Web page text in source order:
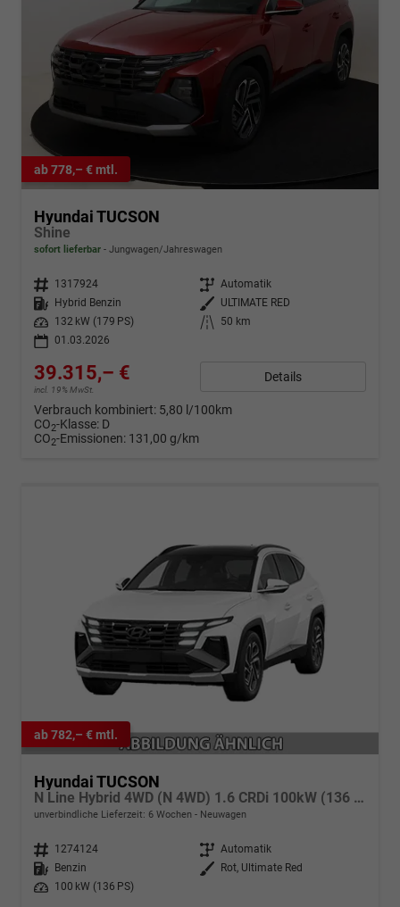
ab 778,– € mtl.
Hyundai TUCSON
Shine
sofort lieferbar Jungwagen/Jahreswagen
Fahrzeugnr. 1317924 Getriebe Automatik
Kraftstoff
Hybrid Benzin Außenfarbe
ULTIMATE RED
Leistung
132 kW (179 PS) Kilometerstand
50 km
01.03.2026
39.315,– €
incl. 19% MwSt.
Details
Verbrauch kombiniert: 5,80 l/100km
CO2-Klasse: D
CO2-Emissionen: 131,00 g/km
ab 782,– € mtl.
Hyundai TUCSON
N Line Hybrid 4WD (N 4WD) 1.6 CRDi 100kW (136 PS) 7-Gang-DCT
unverbindliche Lieferzeit: 6 Wochen Neuwagen
Fahrzeugnr. 1274124 Getriebe Automatik
Kraftstoff
Benzin Außenfarbe
Rot, Ultimate Red
Leistung
100 kW (136 PS)